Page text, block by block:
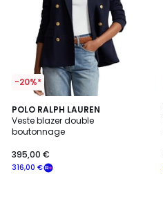
-20%*
POLO RALPH LAUREN
Veste blazer double
boutonnage
316,00 €
395,00 €
4,3
/ 5